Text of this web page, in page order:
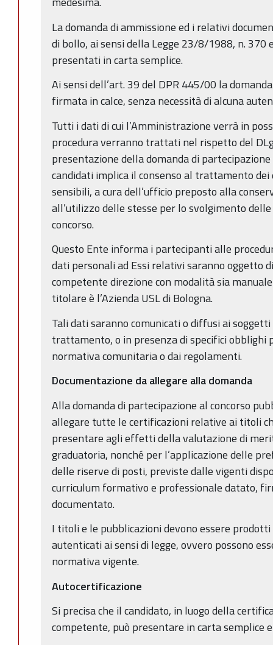
La domanda di ammissione ed i relativi
di bollo, ai sensi della Legge 23/8/1988, n. 370
presentati in carta semplice.
Ai sensi dell’art. 39 del DPR 445/00 la
firmata in calce, senza necessità di alcuna
Tutti i dati di cui l’Amministrazione verrà in
procedura verranno trattati nel rispetto del
presentazione della domanda di
candidati implica il consenso al trattamento
sensibili, a cura dell’ufficio preposto alla
all’utilizzo delle stesse per lo svolgimento
concorso.
Questo Ente informa i partecipanti alle
dati personali ad Essi relativi saranno oggetto
competente direzione con modalità sia
titolare è l’Azienda USL di Bologna.
Tali dati saranno comunicati o diffusi ai
trattamento, o in presenza di specifici obblighi
normativa comunitaria o dai regolamenti.
Documentazione da allegare alla domanda
Alla domanda di partecipazione al concorso
allegare tutte le certificazioni relative ai titoli
presentare agli effetti della valutazione di
graduatoria, nonché per l’applicazione delle
delle riserve di posti, previste dalle vigenti
curriculum formativo e professionale datato,
documentato.
I titoli e le pubblicazioni devono essere
autenticati ai sensi di legge, ovvero possono
normativa vigente.
Autocertificazione
Si precisa che il candidato, in luogo della
competente, può presentare in carta semplice